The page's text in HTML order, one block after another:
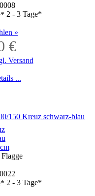
2 - 3 Tage*
»
€
Versand
...
2 - 3 Tage*